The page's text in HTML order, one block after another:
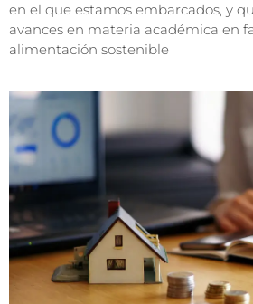
en el que estamos embarcados, y
avances en materia académica en
alimentación sostenible